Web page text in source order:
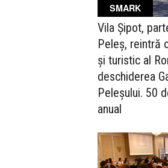
SMARK
Vila Șipot,
Peleș, reintră
și turistic al
deschiderea
Peleșului. 50
anual